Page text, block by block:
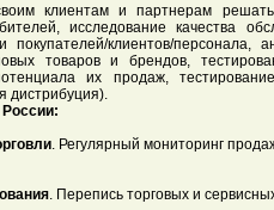
клиентам и партнерам
исследование качества
покупателей/клиентов/персонала,
товаров и брендов,
их продаж,
дистрибуция).
. Регулярный мониторинг
. Перепись торговых и